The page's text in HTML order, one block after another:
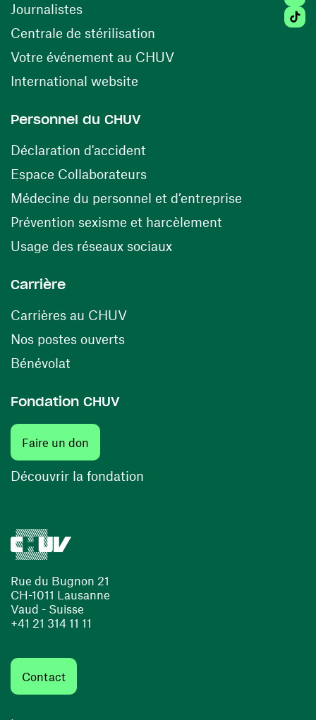
Rue du Bugnon 21
CH-1011 Lausanne
Vaud - Suisse
+41 21 314 11 11
Contact
Journalistes
Centrale de stérilisation (ouvre une nouvelle
Votre événement au CHUV(ouvre une nouvelle
International website
Personnel du CHUV
Déclaration d'accident
Espace Collaborateurs(ouvre une nouvelle fenêtre)
Médecine du personnel et d’entreprise
Prévention sexisme et harcèlement
Usage des réseaux sociaux(ouvre une nouvelle
Carrière
Carrières au CHUV(ouvre une nouvelle fenêtre)
Nos postes ouverts(ouvre une nouvelle fenêtre)
Bénévolat
Fondation CHUV
Faire un don
Découvrir la fondation